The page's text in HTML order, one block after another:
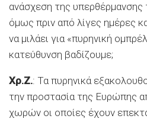
ανάσχεση της υπερθέρμανσης
όμως πριν από λίγες ημέρες
να μιλάει για «πυρηνική
κατεύθυνση βαδίζουμε;
Χρ.Ζ.: Τα πυρηνικά
την προστασία της Ευρώπης
χωρών οι οποίες έχουν